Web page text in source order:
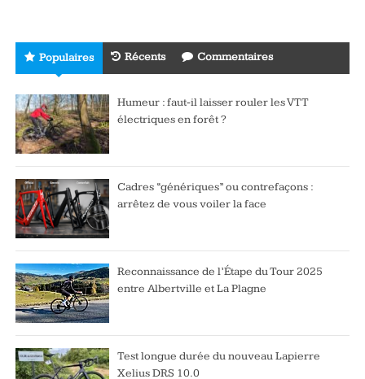
Populaires Récents Commentaires
Humeur : faut-il laisser rouler les VTT
électriques en forêt ?
Cadres “génériques” ou contrefaçons :
arrêtez de vous voiler la face
Reconnaissance de l’Étape du Tour 2025
entre Albertville et La Plagne
Test longue durée du nouveau Lapierre
Xelius DRS 10.0